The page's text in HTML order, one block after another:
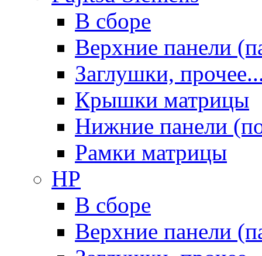
В сборе
Верхние панели
Заглушки,
Крышки матрицы
Нижние панели
Рамки матрицы
HP
В сборе
Верхние панели